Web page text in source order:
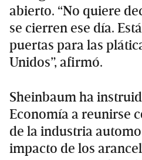
abierto. “No quiere
se cierren ese día.
puertas para las
Unidos”, afirmó.
Sheinbaum ha
Economía a reunirse
de la industria
impacto de los